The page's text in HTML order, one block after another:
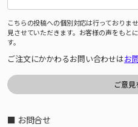
こちらの投稿への個別対応は行っておりま
見させていただきます。お客様の声をもと
す。
ご注文にかかわるお問い合わせはお
■ お問合せ